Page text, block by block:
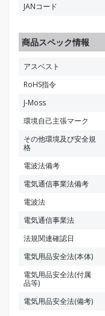
JANコード
商品スペック情報
アスベスト
RoHS指令
J-Moss
環境自己主張マーク
その他環境及び安全規
格
電波法備考
電気通信事業法備考
電波法
電気通信事業法
法規関連確認日
電気用品安全法(本体)
電気用品安全法(付属
品等)
電気用品安全法(備考)